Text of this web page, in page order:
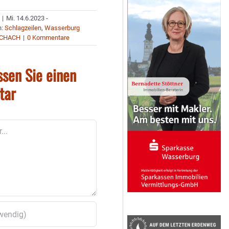
| Mi. 14.6.2023 -
Schlagzeilen,Wasserburg
| 0 Kommentare
Sie einen